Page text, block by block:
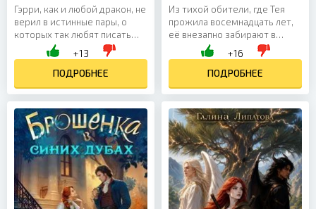
Гэрри, как и любой дракон, не
верил в истинные пары, о
которых так любят писать
газетчики. К своим двадцати
шести годам он уже успел
порядком устать...
+13
ПОДРОБНЕЕ
Из тихой обители, где Тея
прожила восемнадцать лет,
её внезапно забирают в
Академию стихий — в мир,
где действуют совсем
другие законы, а привычная...
+16
ПОДРОБНЕЕ